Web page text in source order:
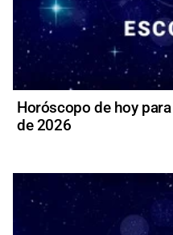
Horóscopo de hoy
de 2026